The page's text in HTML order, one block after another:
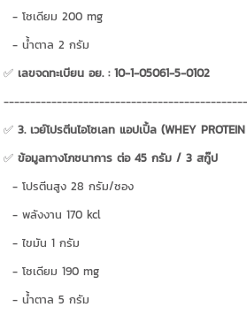
- โซเดียม 200 mg
- น้ำตาล 2 กรัม
✅เลขจดทะเบียน อย. : 10-1-05061-5-0102
✅ 3. เวย์โปรตีนไอโซเลท แอปเปิ้ล (WHEY
✅ข้อมูลทางโภชนาการ ต่อ 45 กรัม / 3 สกู๊ป
- โปรตีนสูง 28 กรัม/ซอง
- พลังงาน 170 kcl
- ไขมัน 1 กรัม
- โซเดียม 190 mg
- น้ำตาล 5 กรัม